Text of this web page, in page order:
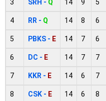
3 SRH - Q 14 9 5
4 RR - Q 14 8 6
5 PBKS - E 14 7 6
6 DC - E 14 7 7
7 KKR - E 14 6 7
8 CSK - E 14 6 8